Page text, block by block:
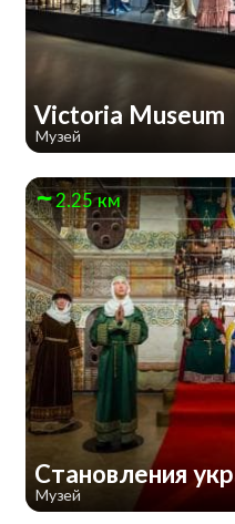
Victoria Museum
Музей
2.25 км
Становления
Музей